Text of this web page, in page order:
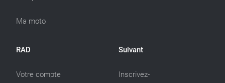
Ma moto
RAD
Votre compte
Suivant
Inscrivez-